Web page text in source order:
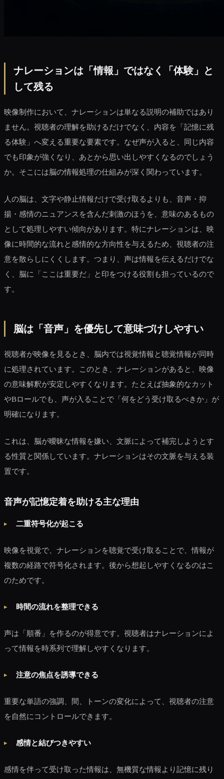
ナレーションは「情報」ではなく「体験」と
して残る
映像制作において、ナレーションは単なる説明の補助ではあり
ません。視聴者の理解を助けるだけでなく、内容を「記憶に残
る体験」へ変える重要な要素です。なぜ声が入ると、同じ内容
でも印象が強くなり、あとから思い出しやすくなるのでしょう
か。そこには脳の情報処理の仕組みが深く関わっています。
人の脳は、文字や静止情報だけで受け取るよりも、音声・抑
揚・感情のニュアンスを含んだ刺激のほうを、意味のあるもの
として処理しやすい傾向があります。特にナレーションは、映
像に時間的な流れと感情的な方向性を与えるため、視聴者の注
意を散らしにくくします。つまり、声は情報を伝えるだけでな
く、脳に「ここは重要だ」と印をつける役割も担っているので
す。
脳は「音声」を優先して意味づけしやすい
視聴者が映像を見るとき、脳内では視覚情報と聴覚情報が同時
に処理されています。このとき、ナレーションがあると、映像
の意味解釈が安定しやすくなります。たとえば抽象的なカット
やBロールでも、声が入ることで「何をどう受け取るべきか」が
明確になります。
これは、脳が曖昧な情報を嫌い、文脈によって補完しようとす
る性質と関係しています。ナレーションはその文脈を与える装
置です。
音声が記憶定着を助ける主な理由
二重符号化が起こる
映像を視覚で、ナレーションを聴覚で受け取ることで、情報が
複数の経路で符号化されます。後から想起しやすくなるのはこ
のためです。
時間の流れを整理できる
声は「順番」を作るのが得意です。視聴者はナレーションによ
って情報を時系列で理解しやすくなります。
注意の焦点を誘導できる
重要な単語の強調、間、トーンの変化によって、視聴者の注意
を自然にコントロールできます。
感情と結びつきやすい
感情を伴って受け取った情報は、無機質な情報より記憶に残り